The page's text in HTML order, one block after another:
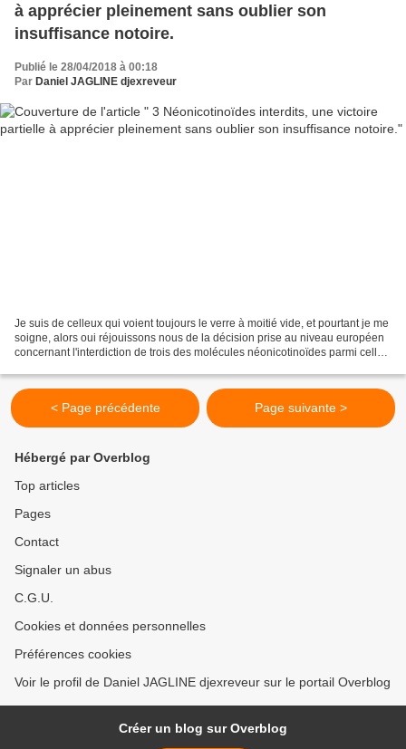
à apprécier pleinement sans oublier son
insuffisance notoire.
Publié le 28/04/2018 à 00:18
Par Daniel JAGLINE djexreveur
Je suis de celleux qui voient toujours le verre à moitié vide, et pourtant je me
soigne, alors oui réjouissons nous de la décision prise au niveau européen
concernant l'interdiction de trois des molécules néonicotinoïdes parmi celles
< Page précédente Page suivante >
Hébergé par Overblog
Top articles
Pages
Contact
Signaler un abus
C.G.U.
Cookies et données personnelles
Préférences cookies
Voir le profil de Daniel JAGLINE djexreveur sur le portail Overblog
Créer un blog sur Overblog